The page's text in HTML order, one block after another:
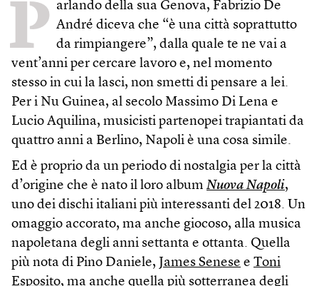
P arlando della sua Genova, Fabrizio De
André diceva che “è una città soprattutto
da rimpiangere”, dalla quale te ne vai a
vent’anni per cercare lavoro e, nel momento
stesso in cui la lasci, non smetti di pensare a lei.
Per i Nu Guinea, al secolo Massimo Di Lena e
Lucio Aquilina, musicisti partenopei trapiantati da
quattro anni a Berlino, Napoli è una cosa simile.
Ed è proprio da un periodo di nostalgia per la città
d’origine che è nato il loro album Nuova Napoli,
uno dei dischi italiani più interessanti del 2018. Un
omaggio accorato, ma anche giocoso, alla musica
napoletana degli anni settanta e ottanta. Quella
più nota di Pino Daniele, James Senese e Toni
Esposito, ma anche quella più sotterranea degli